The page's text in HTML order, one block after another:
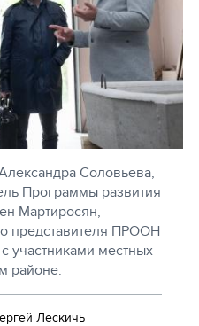
Соловьева,
Программы развития
Мартиросян,
представителя ПРООН
участниками местных
районе.
Лескичь